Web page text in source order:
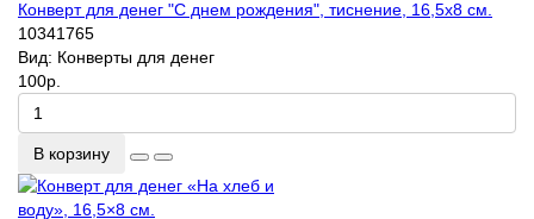
Конверт для денег "С днем рождения", тиснение, 16,5х8 см.
10341765
Вид: Конверты для денег
100р.
В корзину